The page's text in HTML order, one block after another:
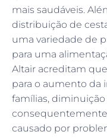
mais saudáveis.
distribuição de
uma variedade de
para uma
Altair acreditam
para o aumento da
famílias,
causado por